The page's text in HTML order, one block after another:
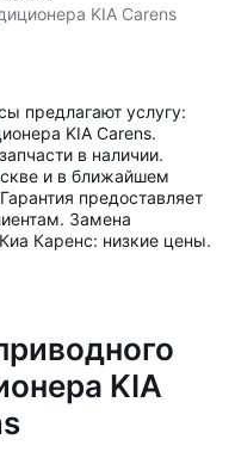
KIA Carens
предлагают услугу:
KIA Carens.
в наличии.
и в ближайшем
предоставляет
Замена
Каренс: низкие цены.
KIA